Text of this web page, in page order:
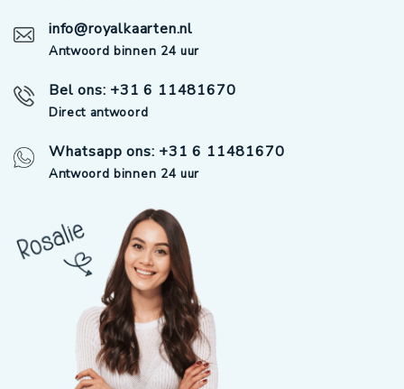
info@royalkaarten.nl
Antwoord binnen 24 uur
Bel ons: +31 6 11481670
Direct antwoord
Whatsapp ons: +31 6 11481670
Antwoord binnen 24 uur